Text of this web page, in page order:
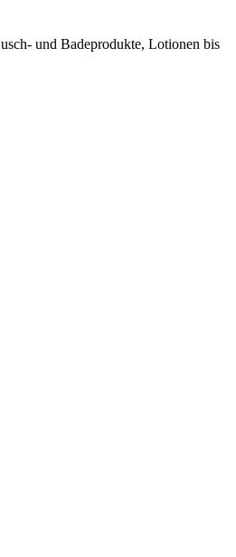
und Badeprodukte, Lotionen bis